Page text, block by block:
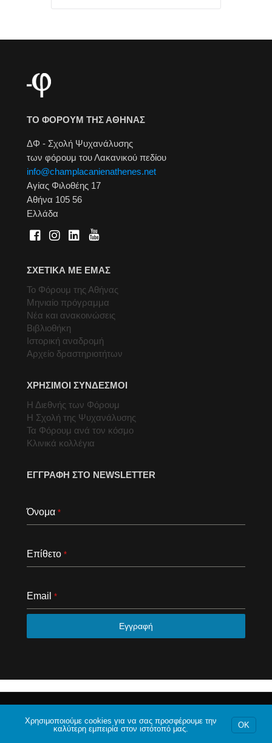
ΤΟ ΦΟΡΟΥΜ ΤΗΣ ΑΘΗΝΑΣ
ΔΦ - Σχολή Ψυχανάλυσης
των φόρουμ του Λακανικού πεδίου
info@champlacanienathenes.net
Αγίας Φιλοθέης 17
Αθήνα 105 56
Ελλάδα
ΣΧΕΤΙΚΑ ΜΕ ΕΜΑΣ
Το Φόρουμ της Αθήνας
Μηνιαίο πρόγραμμα
Νέα και ανακοινώσεις
Βιβλιοθήκη
Ιστορική αναδρομή
Αρχείο δραστηριοτήτων
ΧΡΗΣΙΜΟΙ ΣΥΝΔΕΣΜΟΙ
Η Διεθνής των Φόρουμ
Η Σχολή της Ψυχανάλυσης
Τα Φόρουμ ανά τον κόσμο
Κλινικά κολλέγια
ΕΓΓΡΑΦΗ ΣΤΟ NEWSLETTER
Όνομα *
Επίθετο *
Email *
Εγγραφή
νομίμου δικαιώματος.
Χρησιμοποιούμε cookies για να σας προσφέρουμε την
καλύτερη εμπειρία στον ιστότοπό μας.
OK